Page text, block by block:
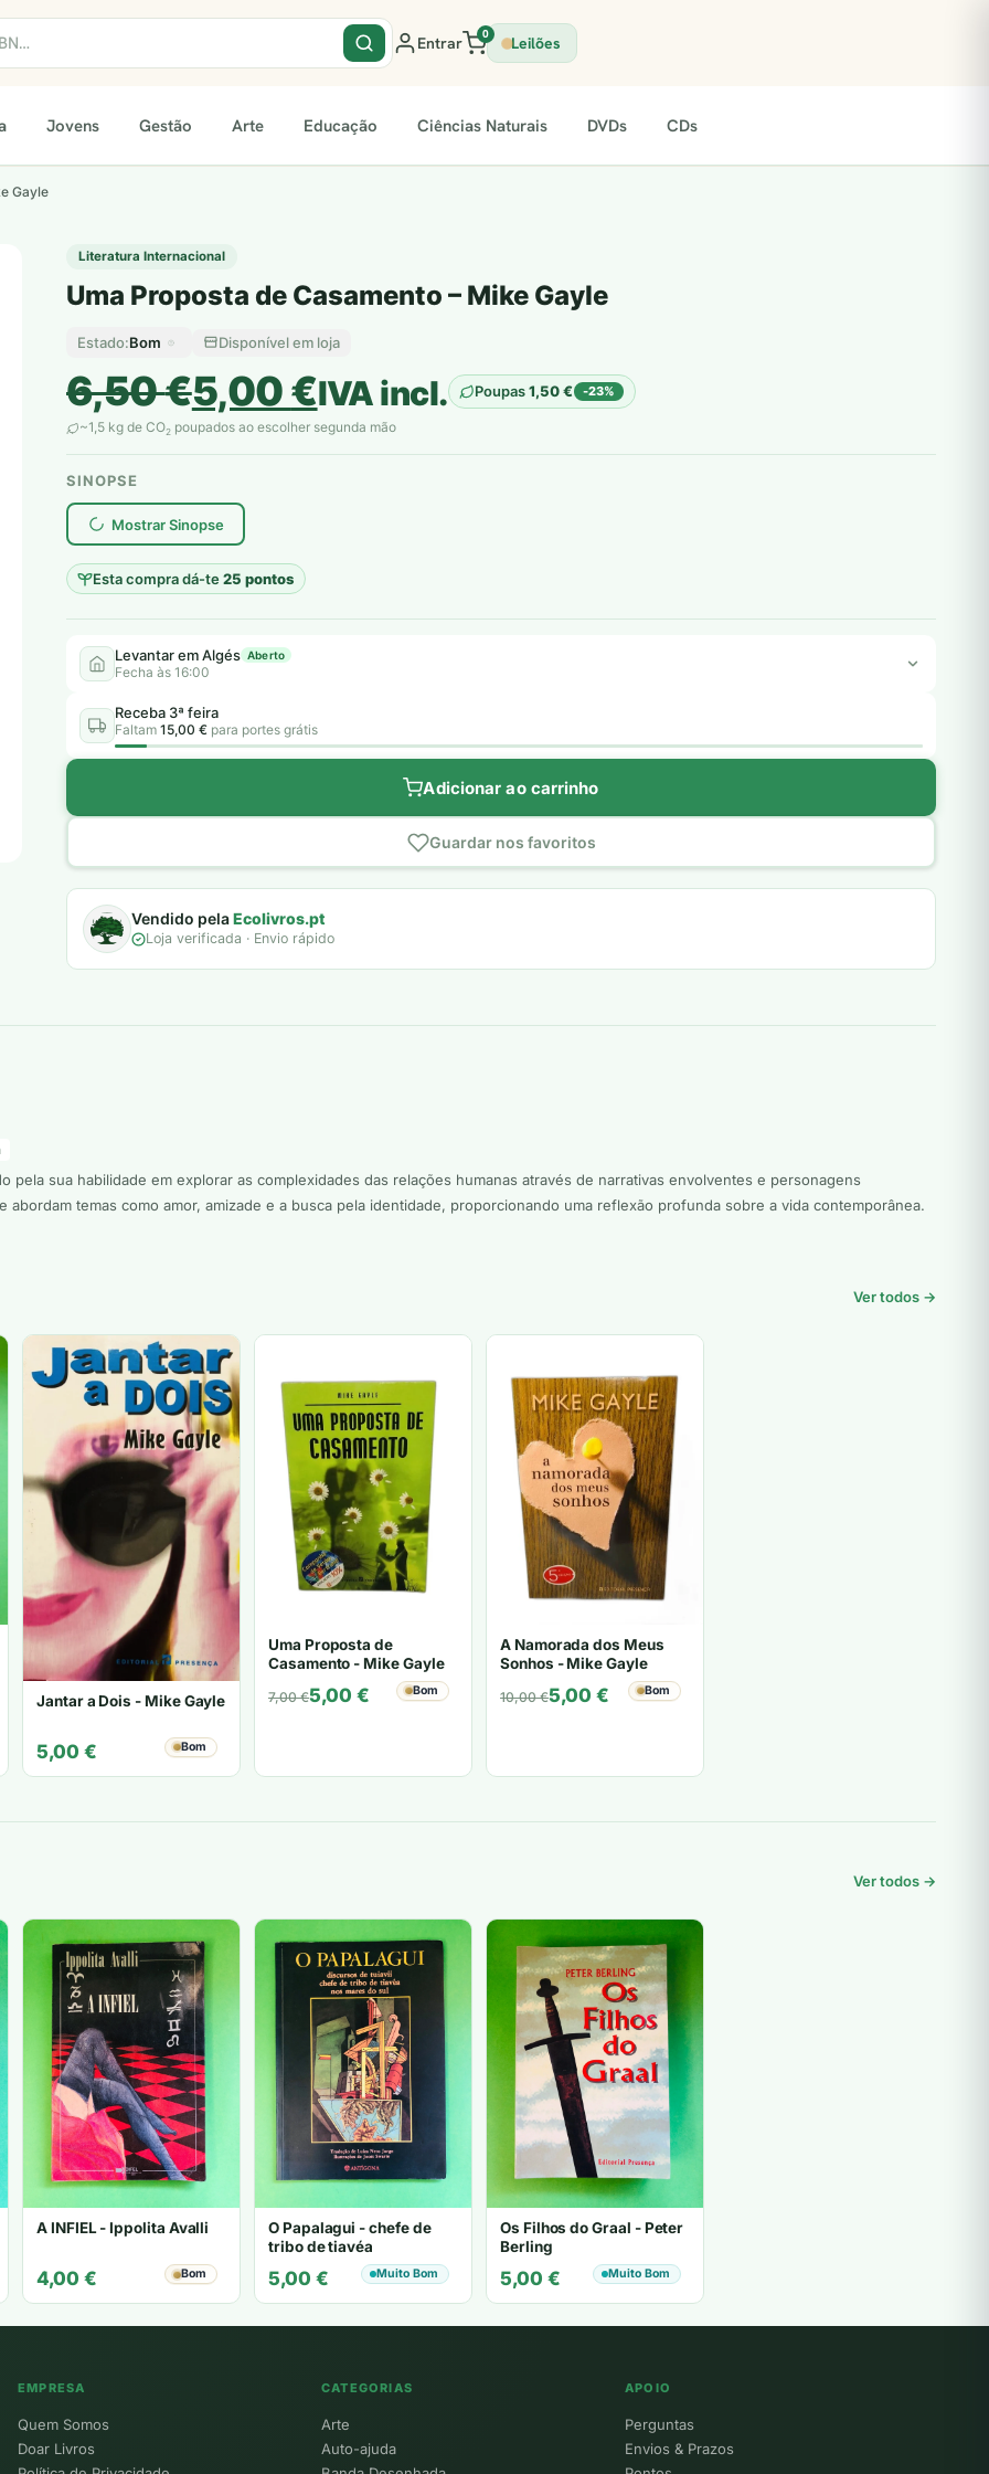
Entrar 0 Leilões
Jovens Gestão Arte Educação Ciências Naturais DVDs CDs
Gayle
Literatura Internacional
Uma Proposta de Casamento – Mike Gayle
Estado:Bom Disponível em loja
6,50€
O
preço
original
era:
6,50 €.
5,00€
O
preço
atual
é:
5,00 €.
IVA incl. Poupas1,50€ -23%
~1,5 kg de CO2 poupados ao escolher segunda mão
SINOPSE
Mostrar Sinopse
Esta compra dá-te25 pontos
plantar árvores reais
Levantar em Algés Aberto
Fecha às 16:00
Receba 3ª feira
Faltam 15,00 € para portes grátis
Adicionar ao carrinho
Guardar nos favoritos
Vendido pelaEcolivros.pt
Loja verificada · Envio rápido
pela sua habilidade em explorar as complexidades das relações humanas através de narrativas envolventes e personagens
abordam temas como amor, amizade e a busca pela identidade, proporcionando uma reflexão profunda sobre a vida contemporânea.
Ver todos →
Jantar a Dois - Mike Gayle
5,00 € Bom
Uma Proposta de
Casamento - Mike Gayle
7,00€
O
7,00 €.
5,00 €
O
5,00 €.
Bom
A Namorada dos Meus
Sonhos - Mike Gayle
10,00€
O
10,00 €.
5,00 €
O
5,00 €.
Bom
Ver todos →
A INFIEL - Ippolita Avalli
4,00 € Bom
O Papalagui - chefe de
tribo de tiavéa
5,00 € Muito Bom
Os Filhos do Graal - Peter
Berling
5,00 € Muito Bom
EMPRESA
Quem Somos
Doar Livros
CATEGORIAS
Arte
Auto-ajuda
APOIO
Perguntas
Envios & Prazos